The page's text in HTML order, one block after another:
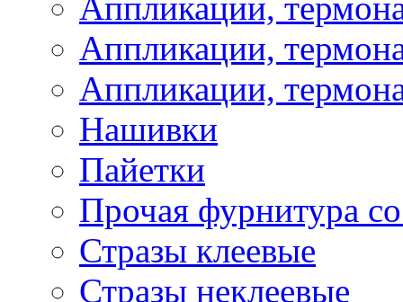
Аппликации,
Аппликации,
Нашивки
Пайетки
Прочая фурнитура
Стразы клеевые
Стразы неклеевые